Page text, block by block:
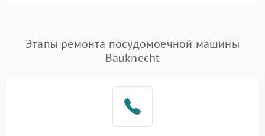
Проблемы с набором
воды
1800 ₽ Подробнее →
1700 ₽
Этапы ремонта посудомоечной машины
Bauknecht